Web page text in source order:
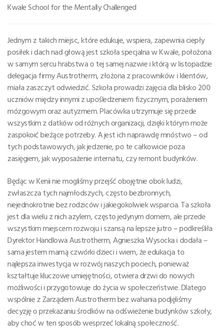
Kwale School for the Mentally Challenged
Jednym z takich miejsc, które edukuje, wspiera, zapewnia ciepły
posiłek i dach nad głową jest szkoła specjalna w Kwale, położona
w samym sercu hrabstwa o tej samej nazwie i którą w listopadzie
delegacja firmy Austrotherm, złożona z pracowników i klientów,
miała zaszczyt odwiedzić. Szkoła prowadzi zajęcia dla blisko 200
uczniów między innymi z upośledzeniem fizycznym, porażeniem
mózgowym oraz autyzmem. Placówka utrzymuje się przede
wszystkim z datków od różnych organizacji, dzięki którym może
zaspokoić bieżące potrzeby. A jest ich naprawdę mnóstwo – od
tych podstawowych, jak jedzenie, po te całkowicie poza
zasięgiem, jak wyposażenie internatu, czy remont budynków.
Będąc w Kenii nie mogliśmy przejść obojętnie obok ludzi,
zwłaszcza tych najmłodszych, często bezbronnych,
niejednokrotnie bez rodziców i jakiegokolwiek wsparcia. Ta szkoła
jest dla wielu z nich azylem, często jedynym domem, ale przede
wszystkim miejscem rozwoju i szansą na lepsze jutro – podkreśliła
Dyrektor Handlowa Austrotherm, Agnieszka Wysocka i dodała –
sama jestem mamą czwórki dzieci i wiem, że edukacja to
najlepsza inwestycja w rozwój naszych pociech, ponieważ
kształtuje kluczowe umiejętności, otwiera drzwi do nowych
możliwości i przygotowuje do życia w społeczeństwie. Dlatego
wspólnie z Zarządem Austrotherm bez wahania podjęliśmy
decyzję o przekazaniu środków na odświeżenie budynków szkoły,
aby choć w ten sposób wesprzeć lokalną społeczność.